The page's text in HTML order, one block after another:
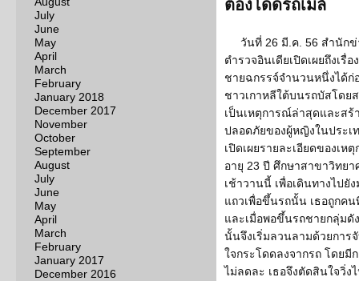
July
June
May
April
March
February
January 2018
December 2017
November
October
September
August
July
June
May
April
March
February
January 2017
December 2016
ต้องโดดรถเมล์
วันที่ 26 มี.ค. 56 สำนักข่
ตำรวจอินเดียเปิดเผยถึงเ
ชายฉกรรจ์จำนวนหนึ่งได้ก่
ชาวเกาหลีใต้บนรถบัสโดย
เป็นเหตุการณ์ล่าสุดและสร้
ปลอดภัยของผู้หญิงในประเ
เปิดเผยรายละเอียดของเ
อายุ 23 ปี ศึกษาสาขาวิทย
เช้าวานนี้ เพื่อเดินทางไปยั
แถวเพื่อขึ้นรถนั้น เธอถูกค
และเมื่อพอขึ้นรถชายกลุ่มดั
นั้นจึงเริ่มลวนลามด้วยการ
ใจกระโดดลงจากรถ โดย
ไม่ลดละ เธอจึงตัดสินใจวิ่ง